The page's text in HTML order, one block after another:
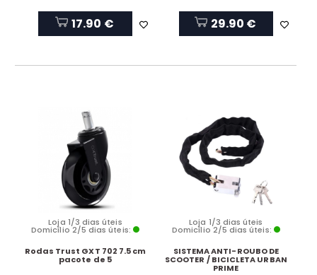
17.90 € 29.90 €
Loja 1/3 dias úteis
Domicílio 2/5 dias úteis:
Rodas Trust GXT 702 7.5 cm
pacote de 5
Loja 1/3 dias úteis
Domicílio 2/5 dias úteis:
SISTEMA ANTI-ROUBO DE
SCOOTER / BICICLETA URBAN
PRIME